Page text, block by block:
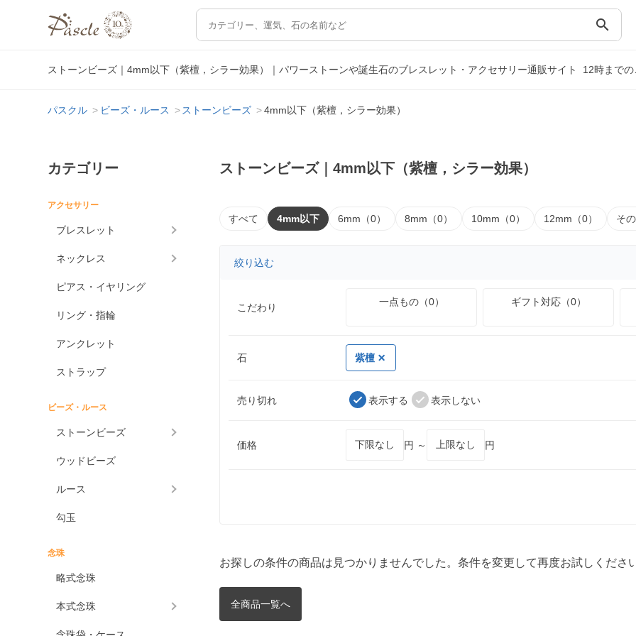
search
ストーンビーズ｜4mm以下（紫檀，シラー効果）｜パワーストーンや誕生石のブレスレット・アクセサリー通販サイト 12時まで
パスクル ビーズ・ルース ストーンビーズ 4mm以下（紫檀，シラー効果）
カテゴリー
アクセサリー
ブレスレット
ネックレス
ピアス・イヤリング
リング・指輪
アンクレット
ストラップ
ビーズ・ルース
ストーンビーズ
ウッドビーズ
ルース
勾玉
念珠
略式念珠
本式念珠
ストーンビーズ｜4mm以下（紫檀，シラー効果）
すべて 4mm以下 6mm（0） 8mm（0） 10mm（0） 12mm（0） そ
絞り込む
こだわり 一点もの（0） ギフト対応（0）
石 紫檀
売り切れ 表示する 表示しない
価格 円 ～ 円
お探しの条件の商品は見つかりませんでした。条件を変更して再度お試しください
全商品一覧へ